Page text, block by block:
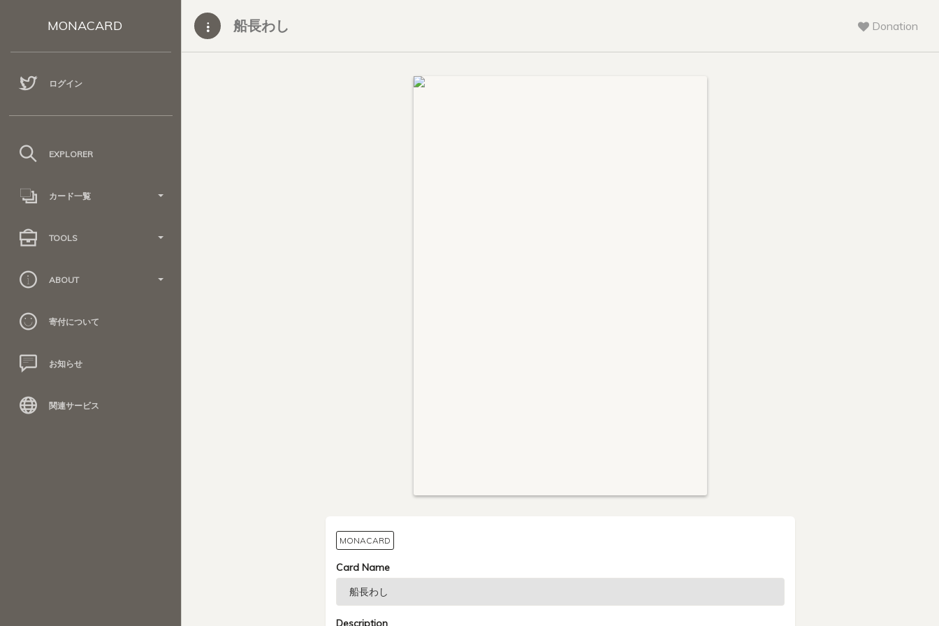
MONACARD
ログイン
EXPLORER
カード一覧
TOOLS
ABOUT
寄付について
お知らせ
関連サービス
船長わし Donation
MONACARD
Card Name
Description